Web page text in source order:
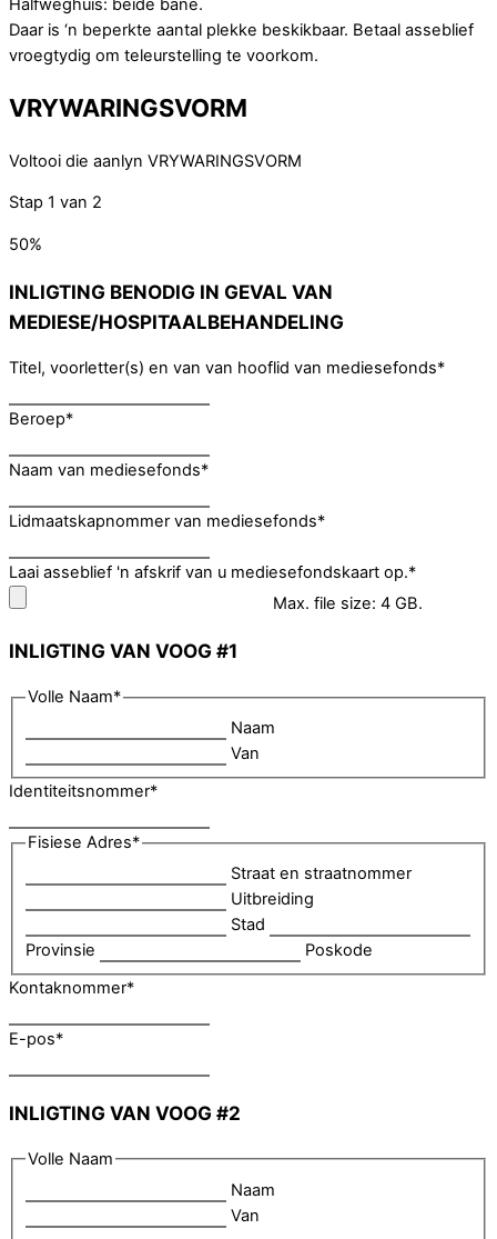
Halfweghuis: beide bane.
Daar is ‘n beperkte aantal plekke beskikbaar. Betaal asseblief
vroegtydig om teleurstelling te voorkom.
VRYWARINGSVORM
Voltooi die aanlyn VRYWARINGSVORM
Stap 1 van 2
50%
INLIGTING BENODIG IN GEVAL VAN
MEDIESE/HOSPITAALBEHANDELING
Titel, voorletter(s) en van van hooflid van mediesefonds*
Beroep*
Naam van mediesefonds*
Lidmaatskapnommer van mediesefonds*
Laai asseblief 'n afskrif van u mediesefondskaart op.*
Max. file size: 4 GB.
INLIGTING VAN VOOG #1
Volle Naam*
Naam
Van
Identiteitsnommer*
Fisiese Adres*
Straat en straatnommer
Uitbreiding
Stad
Provinsie
Poskode
Kontaknommer*
E-pos*
INLIGTING VAN VOOG #2
Volle Naam
Naam
Van